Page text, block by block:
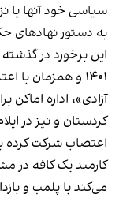
سیاسی خود آنها یا
به دستور نهادهای
این برخورد در
۱۴۰۱ و همزمان
آزادی»، اداره
کردستان و نیز در
اعتصاب شرکت کرده
کارمند یک کافه در
می‌کند با پلمب و